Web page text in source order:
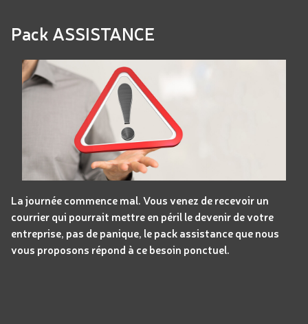
Pack ASSISTANCE
La journée commence mal. Vous venez de recevoir un
courrier qui pourrait mettre en péril le devenir de votre
entreprise, pas de panique, le pack assistance que nous
vous proposons répond à ce besoin ponctuel.